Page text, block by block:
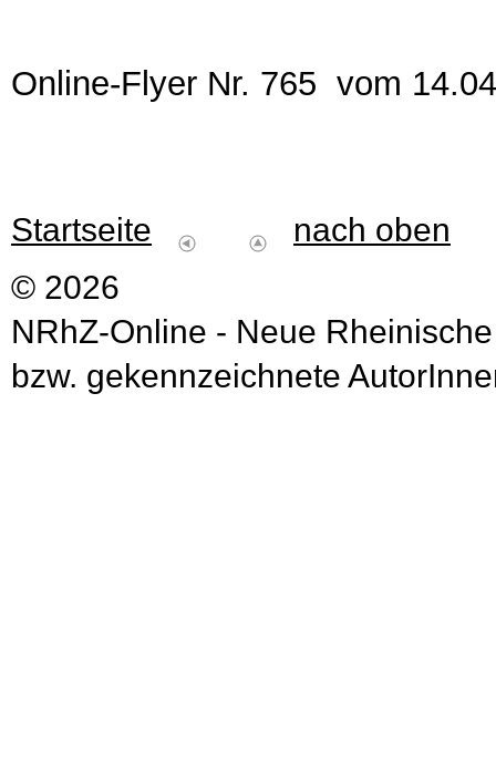
Online-Flyer Nr. 765 vom
Startseite
nach oben
© 2026
NRhZ-Online - Neue
bzw. gekennzeichnete